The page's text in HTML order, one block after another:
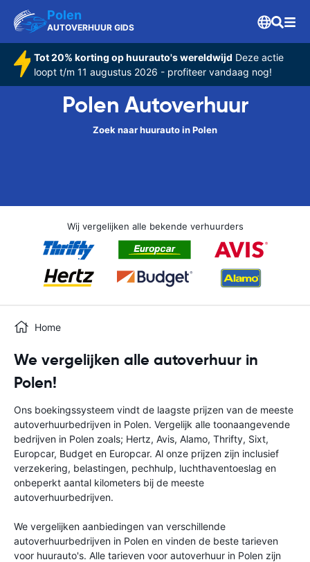
Polen
AUTOVERHUUR GIDS
Tot 20% korting op huurauto's wereldwijd Deze actie
loopt t/m 11 augustus 2026 - profiteer vandaag nog!
Polen Autoverhuur
Zoek naar huurauto in Polen
Wij vergelijken alle bekende verhuurders
Home
We vergelijken alle autoverhuur in
Polen!
Ons boekingssysteem vindt de laagste prijzen van de meeste
autoverhuurbedrijven in Polen. Vergelijk alle toonaangevende
bedrijven in Polen zoals; Hertz, Avis, Alamo, Thrifty, Sixt,
Europcar, Budget en Europcar. Al onze prijzen zijn inclusief
verzekering, belastingen, pechhulp, luchthaventoeslag en
onbeperkt aantal kilometers bij de meeste
autoverhuurbedrijven.
We vergelijken aanbiedingen van verschillende
autoverhuurbedrijven in Polen en vinden de beste tarieven
voor huurauto's. Alle tarieven voor autoverhuur in Polen zijn